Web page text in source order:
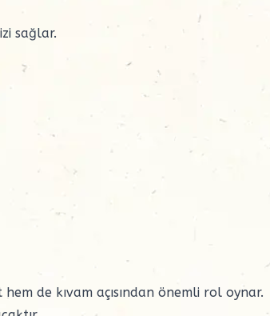
sağlar.
de kıvam açısından önemli rol oynar.